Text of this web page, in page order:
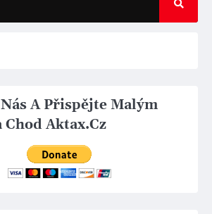
A Přispějte Malým
Chod Aktax.Cz